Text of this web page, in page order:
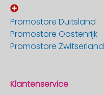
Promostore Duitsland
Promostore Oostenrijk
Promostore Zwitserland
Klantenservice